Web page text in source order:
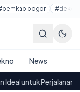
bogor
News
Jauh· 19.30Kirab